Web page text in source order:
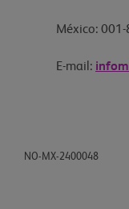
México:
E-mail:
NO-MX-2400048